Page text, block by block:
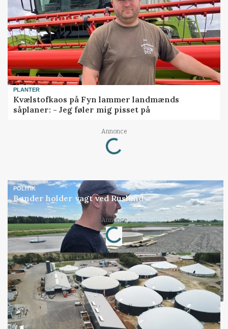
PLANTER
Kvælstofkaos på Fyn lammer landmænds
såplaner: - Jeg føler mig pisset på
Annonce
Loading...
POLITIK
Bønder holder vagt ved Rusland
Annonce
Loading...